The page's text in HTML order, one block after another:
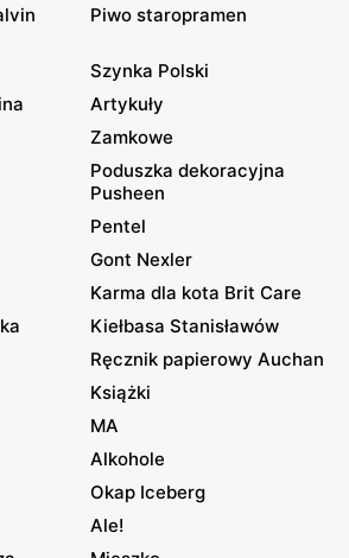
Piwo staropramen
Szynka Polski
Artykuły
Zamkowe
Poduszka dekoracyjna
Pusheen
Pentel
Gont Nexler
Karma dla kota Brit Care
Kiełbasa Stanisławów
Ręcznik papierowy Auchan
Książki
MA
Alkohole
Okap Iceberg
Ale!